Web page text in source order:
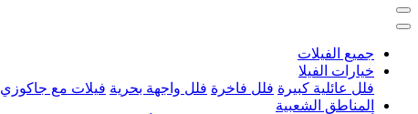
جميع الفيلات
خيارات الفيلا
فلل عائلية كبيرة فلل فاخرة فلل واجهة بحرية فيلات مع جاكوزي
المناطق الشعبية